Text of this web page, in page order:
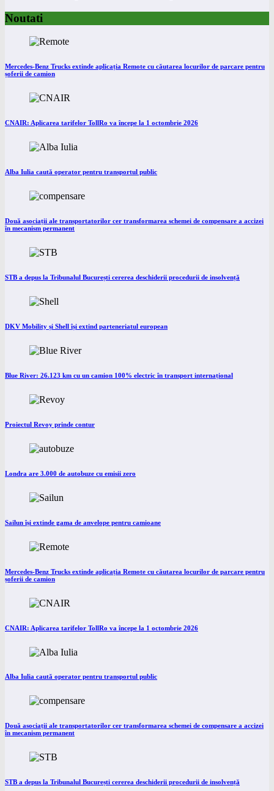
Noutati
Mercedes-Benz Trucks extinde aplicația Remote cu căutarea locurilor de parcare pentru
șoferii de camion
CNAIR: Aplicarea tarifelor TollRo va începe la 1 octombrie 2026
Alba Iulia caută operator pentru transportul public
Două asociații ale transportatorilor cer transformarea schemei de compensare a accizei
în mecanism permanent
STB a depus la Tribunalul București cererea deschiderii procedurii de insolvență
DKV Mobility și Shell își extind parteneriatul european
Blue River: 26.123 km cu un camion 100% electric în transport internațional
Proiectul Revoy prinde contur
Londra are 3.000 de autobuze cu emisii zero
Sailun își extinde gama de anvelope pentru camioane
Mercedes-Benz Trucks extinde aplicația Remote cu căutarea locurilor de parcare pentru
șoferii de camion
CNAIR: Aplicarea tarifelor TollRo va începe la 1 octombrie 2026
Alba Iulia caută operator pentru transportul public
Două asociații ale transportatorilor cer transformarea schemei de compensare a accizei
în mecanism permanent
STB a depus la Tribunalul București cererea deschiderii procedurii de insolvență